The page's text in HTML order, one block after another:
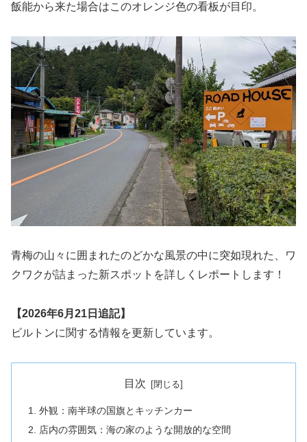
飯能から来た場合はこのオレンジ色の看板が目印。
青梅の山々に囲まれたのどかな風景の中に突如現れた、ワ
クワクが詰まった新スポットを詳しくレポートします！
【2026年6月21日追記】
ビルトンに関する情報を更新しています。
目次
外観：南半球の国旗とキッチンカー
店内の雰囲気：海の家のような開放的な空間